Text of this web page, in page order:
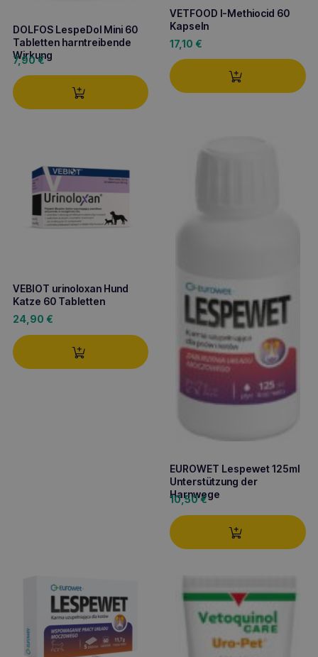
DOLFOS LespeDol Mini 60
Tabletten harntreibende
Wirkung
7,90€
VETFOOD l-Methiocid 60
Kapseln
17,10 €
VEBIOT urinoloxan Hund
Katze 60 Tabletten
24,90 €
EUROWET Lespewet 125ml
Unterstützung der
Harnwege
10,50€